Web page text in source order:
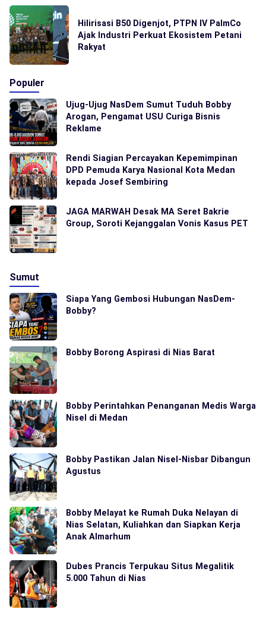
Hilirisasi B50 Digenjot, PTPN IV PalmCo
Ajak Industri Perkuat Ekosistem Petani
Rakyat
Populer
Ujug-Ujug NasDem Sumut Tuduh Bobby
Arogan, Pengamat USU Curiga Bisnis
Reklame
Rendi Siagian Percayakan Kepemimpinan
DPD Pemuda Karya Nasional Kota Medan
kepada Josef Sembiring
JAGA MARWAH Desak MA Seret Bakrie
Group, Soroti Kejanggalan Vonis Kasus PET
Sumut
Siapa Yang Gembosi Hubungan NasDem-
Bobby?
Bobby Borong Aspirasi di Nias Barat
Bobby Perintahkan Penanganan Medis Warga
Nisel di Medan
Bobby Pastikan Jalan Nisel-Nisbar Dibangun
Agustus
Bobby Melayat ke Rumah Duka Nelayan di
Nias Selatan, Kuliahkan dan Siapkan Kerja
Anak Almarhum
Dubes Prancis Terpukau Situs Megalitik
5.000 Tahun di Nias